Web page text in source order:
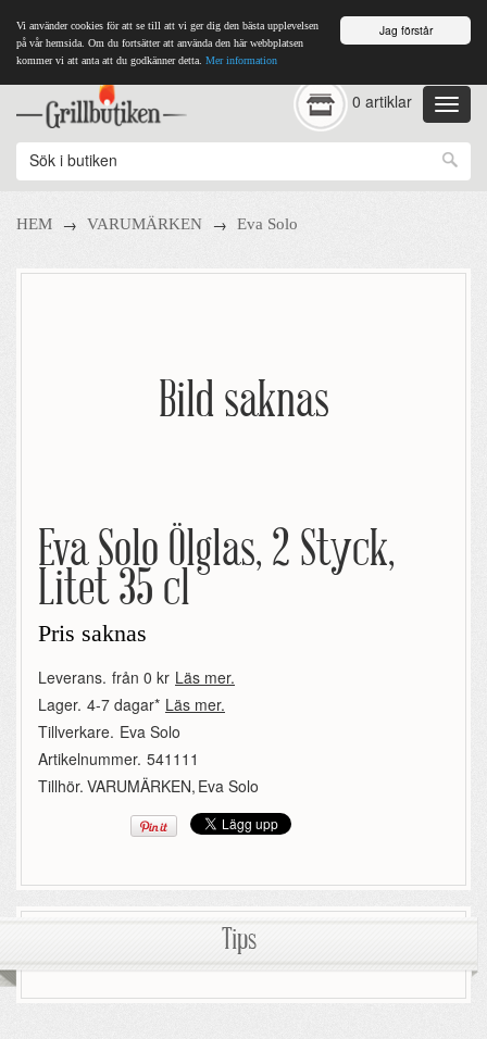
Jag förstår
Vi använder cookies för att se till att vi ger dig den bästa upplevelsen
på vår hemsida. Om du fortsätter att använda den här webbplatsen
kommer vi att anta att du godkänner detta. Mer information
0 artiklar
HEM → VARUMÄRKEN → Eva Solo
Bild saknas
Eva Solo Ölglas, 2 Styck,
Litet 35 cl
Pris saknas
Leverans. från 0 kr Läs mer.
Lager. 4-7 dagar* Läs mer.
Tillverkare. Eva Solo
Artikelnummer. 541111
Tillhör. VARUMÄRKEN, Eva Solo
Tips